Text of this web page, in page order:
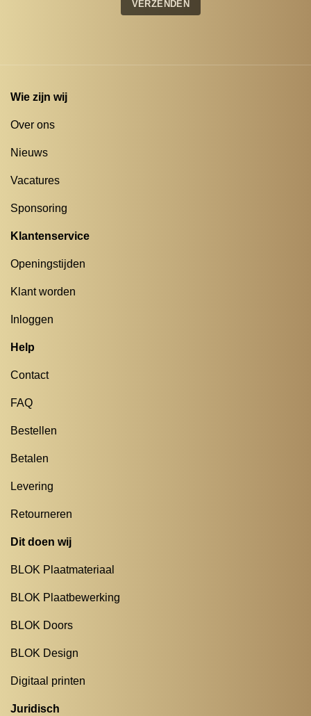
Wie zijn wij
Over ons
Nieuws
Vacatures
Sponsoring
Klantenservice
Openingstijden
Klant worden
Inloggen
Help
Contact
FAQ
Bestellen
Betalen
Levering
Retourneren
Dit doen wij
BLOK Plaatmateriaal
BLOK Plaatbewerking
BLOK Doors
BLOK Design
Digitaal printen
Juridisch